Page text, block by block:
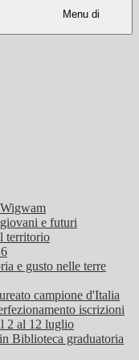
Menu di
e futuri
territorio
e gusto nelle terre
campione d'Italia
iscrizioni
2 al 12 luglio
Biblioteca graduatoria